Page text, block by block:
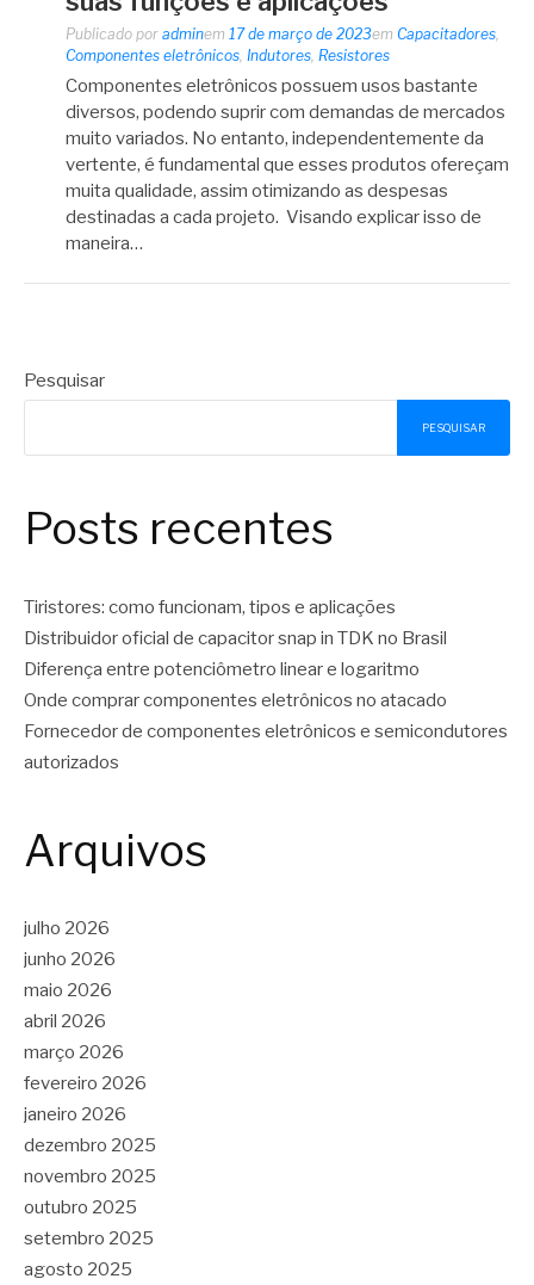
Publicado por adminem 17 de março de 2023em Capacitadores
Componentes eletrônicos Indutores Resistores
Componentes eletrônicos possuem usos bastante
diversos, podendo suprir com demandas de mercados
muito variados. No entanto, independentemente da
vertente, é fundamental que esses produtos ofereçam
muita qualidade, assim otimizando as despesas
destinadas a cada projeto. Visando explicar isso de
maneira…
Pesquisar
PESQUISAR
Posts recentes
Tiristores: como funcionam, tipos e aplicações
Distribuidor oficial de capacitor snap in TDK no Brasil
Diferença entre potenciômetro linear e logaritmo
Onde comprar componentes eletrônicos no atacado
Fornecedor de componentes eletrônicos e semicondutores
autorizados
Arquivos
julho 2026
junho 2026
maio 2026
abril 2026
março 2026
fevereiro 2026
janeiro 2026
dezembro 2025
novembro 2025
outubro 2025
setembro 2025
agosto 2025